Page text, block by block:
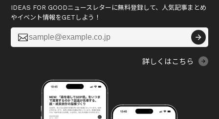
IDEAS FOR GOODニュースレターに無料登録して、人気記事まとめ
やイベント情報をGETしよう！

詳しくはこちら